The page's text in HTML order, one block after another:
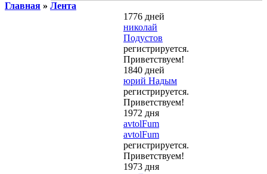
Главная » Лента
1776 дней
николай
Подустов
регистрируется.
Приветствуем!
1840 дней
юрий Надым
регистрируется.
Приветствуем!
1972 дня
avtolFum
avtolFum
регистрируется.
Приветствуем!
1973 дня